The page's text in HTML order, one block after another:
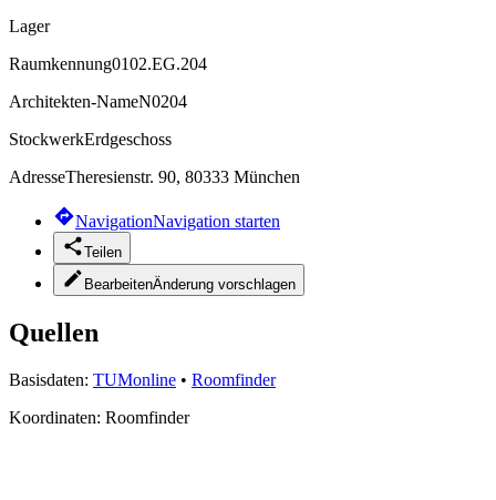
Lager
Raumkennung0102.EG.204
Architekten-NameN0204
StockwerkErdgeschoss
AdresseTheresienstr. 90, 80333 München
NavigationNavigation starten
Teilen
BearbeitenÄnderung vorschlagen
Quellen
Basisdaten: TUMonline • Roomfinder
Koordinaten: Roomfinder